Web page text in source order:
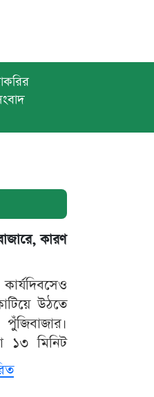
কারণ
উঠতে
১৩ মিনিট